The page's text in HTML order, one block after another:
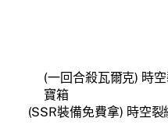
(一回合殺瓦爾克) 時
寶箱
(SSR裝備免費拿) 時空